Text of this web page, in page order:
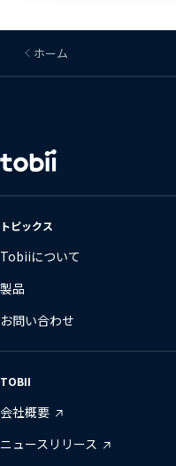
ホーム
言
語
の
更
トピックス
Tobiiについて
製品
お問い合わせ
TOBII
会社概要
ニュースリリース